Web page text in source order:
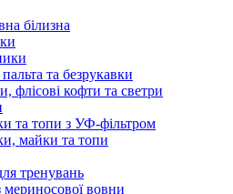
білизна
та безрукавки
флісові кофти та светри
та топи з УФ-фільтром
майки та топи
тренувань
вовни